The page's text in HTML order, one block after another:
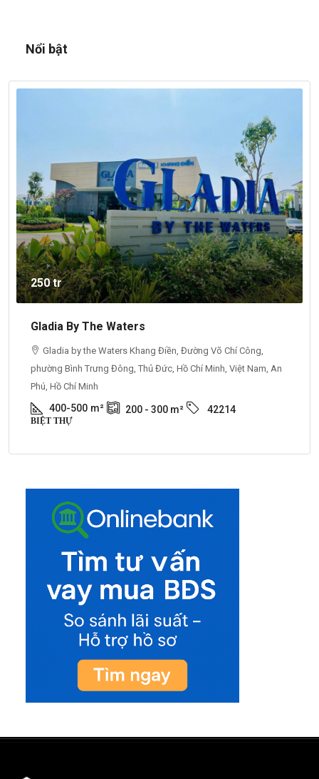
Nổi bật
250 tr
Gladia By The Waters
Gladia by the Waters Khang Điền, Đường Võ Chí Công,
phường Bình Trưng Đông, Thủ Đức, Hồ Chí Minh, Việt Nam, An
Phú, Hồ Chí Minh
400-500 m² 200 - 300 m² 42214
BIỆT THỰ